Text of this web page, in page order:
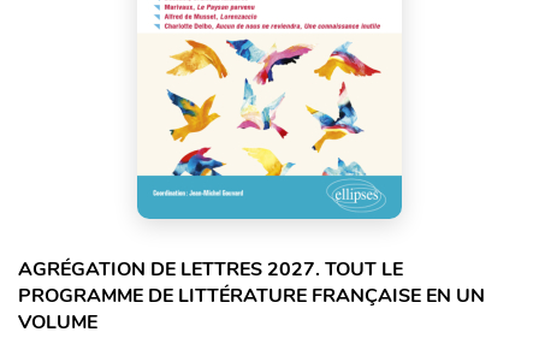
AGRÉGATION DE LETTRES 2027. TOUT LE
PROGRAMME DE LITTÉRATURE FRANÇAISE EN UN
VOLUME